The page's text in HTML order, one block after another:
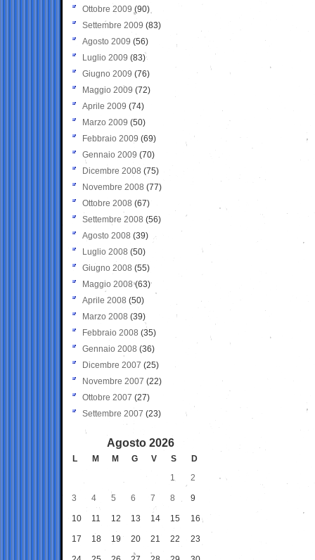
Ottobre 2009 (90)
Settembre 2009 (83)
Agosto 2009 (56)
Luglio 2009 (83)
Giugno 2009 (76)
Maggio 2009 (72)
Aprile 2009 (74)
Marzo 2009 (50)
Febbraio 2009 (69)
Gennaio 2009 (70)
Dicembre 2008 (75)
Novembre 2008 (77)
Ottobre 2008 (67)
Settembre 2008 (56)
Agosto 2008 (39)
Luglio 2008 (50)
Giugno 2008 (55)
Maggio 2008(63)
Aprile 2008 (50)
Marzo 2008 (39)
Febbraio 2008 (35)
Gennaio 2008 (36)
Dicembre 2007 (25)
Novembre 2007 (22)
Ottobre 2007 (27)
Settembre 2007 (23)
Agosto 2026
L M M G V S
D
1
2
3 4 5 6 7 8 9
10 11 12 13 14 15 16
17 18 19 20 21 22 23